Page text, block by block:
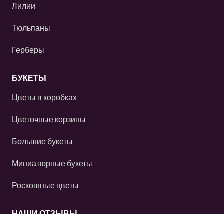
Лилии
Тюльпаны
Герберы
БУКЕТЫ
Цветы в коробках
Цветочные корзины
Большие букеты
Миниатюрные букеты
Роскошные цветы